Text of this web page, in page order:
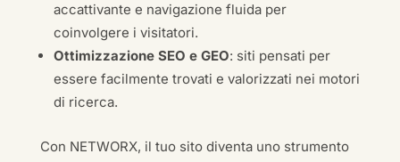
accattivante e navigazione fluida per
coinvolgere i visitatori.
Ottimizzazione SEO e GEO: siti pensati per
essere facilmente trovati e valorizzati nei motori
di ricerca.
Con NETWORX, il tuo sito diventa uno strumento